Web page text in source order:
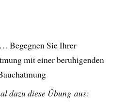
Begegnen Sie Ihrer
mit einer beruhigenden
dazu diese Übung aus: